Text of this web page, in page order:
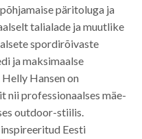
päritoluga ja
talialade ja muutlike
spordirõivaste
ja maksimaalse
Hansen on
nii professionaalses mäe-
outdoor-stiilis.
Eesti